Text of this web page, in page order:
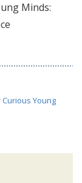
Minds:
Young